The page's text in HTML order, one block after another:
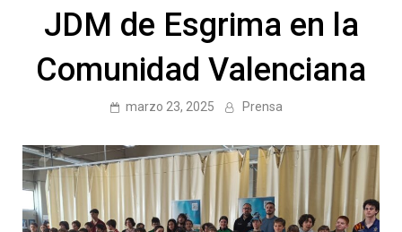
JDM de Esgrima en la
Comunidad Valenciana
marzo 23, 2025 Prensa